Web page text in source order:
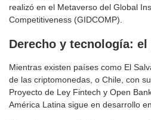
realizó en el Metaverso del Global
Competitiveness (GIDCOMP).
Derecho y tecnología: el
Mientras existen países como El
de las criptomonedas, o Chile, con
Proyecto de Ley Fintech y Open
América Latina sigue en desarrollo